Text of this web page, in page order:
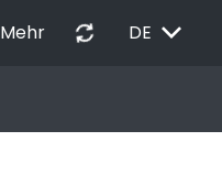
Mehr autorenew DE EXPAND_MORE